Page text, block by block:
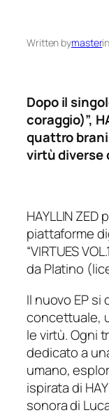
Written bymaster
Dopo il
coraggio)”,
quattro
virtù diverse
HAYLLIN
piattaforme
“VIRTUES VOL.1
da Platino
Il nuovo EP si
concettuale,
le virtù. Ogni
dedicato a
umano,
ispirata di
sonora di